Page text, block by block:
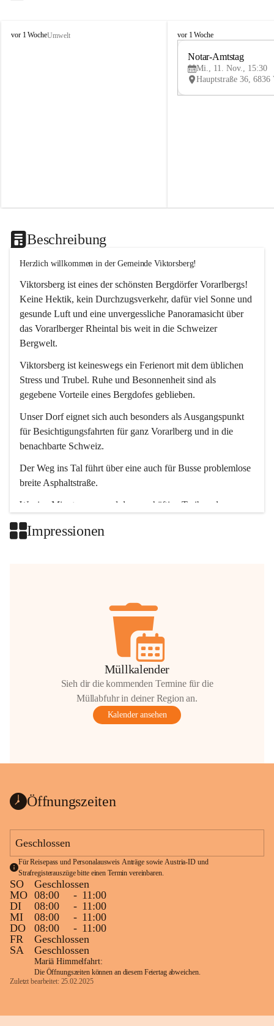
V
vor 1 WocheUmwelt
V
vor 1 Woche
Notar-Amtstag
Mi., 11. Nov., 15:30
Beschreibung
Herzlich willkommen in der Gemeinde Viktorsberg!
Viktorsberg ist eines der schönsten Bergdörfer Vorarlbergs!
Keine Hektik, kein Durchzugsverkehr, dafür viel Sonne und
gesunde Luft und eine unvergessliche Panoramasicht über
das Vorarlberger Rheintal bis weit in die Schweizer
Bergwelt.
Viktorsberg ist keineswegs ein Ferienort mit dem üblichen
Stress und Trubel. Ruhe und Besonnenheit sind als
gegebene Vorteile eines Bergdofes geblieben.
Unser Dorf eignet sich auch besonders als Ausgangspunkt
für Besichtigungsfahrten für ganz Vorarlberg und in die
benachbarte Schweiz.
Der Weg ins Tal führt über eine auch für Busse problemlose
breite Asphaltstraße.
Wenige Minuten nur, und das geschäftige Treiben der
Impressionen
Müllkalender
Sieh dir die kommenden Termine für die
Müllabfuhr in deiner Region an.
Kalender ansehen
Öffnungszeiten
Geschlossen
Für Reisepass und Personalausweis Anträge sowie Austria-ID und
Strafregisterauszüge bitte einen Termin vereinbaren.
SO
Geschlossen
MO 08:00 - 11:00
DI
08:00 - 11:00
MI
08:00 - 11:00
DO
08:00 - 11:00
FR
Geschlossen
SA
Geschlossen
Mariä Himmelfahrt:
Die Öffnungszeiten können an diesem Feiertag abweichen.
Zuletzt bearbeitet: 25.02.2025